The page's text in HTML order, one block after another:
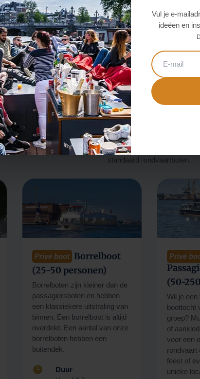
Ruime keuze uit type
Met onze lokale expertise en warme gastvrijheid, zorgen wij
onze boottochten. In elke stad is de boottocht altijd een
drankjes. Bij ons zit je dus niet op een tour boot tussen de
standaard rondvaartboten.
Privé boot Borrelboot
(25-50 personen)
Borrelboten zijn kleiner dan de
passagiersboten en hebben
een klassiekere uitstraling van
binnen. Een borrelboot is altijd
overdekt. Een aantal van onze
borrelboten hebben een
buitendek.

Duur
Privé
(50-
Wil je
boottocht
groep?
of
voor een
rondvaart
feest of
unieke
Vul je e-
ideëen en